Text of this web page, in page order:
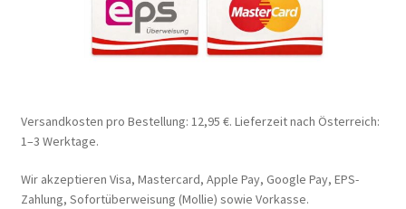
Versandkosten pro Bestellung: 12,95 €. Lieferzeit nach Österreich:
1–3 Werktage.
Wir akzeptieren Visa, Mastercard, Apple Pay, Google Pay, EPS-
Zahlung, Sofortüberweisung (Mollie) sowie Vorkasse.